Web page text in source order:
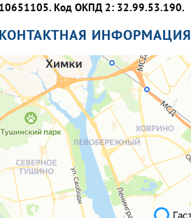
10651105. Код ОКПД 2: 32.99.53.190.
КОНТАКТНАЯ ИНФОРМАЦИЯ